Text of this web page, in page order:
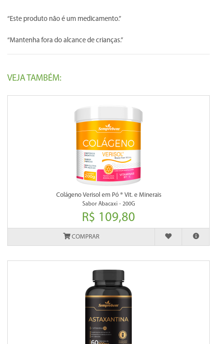
“Este produto não é um medicamento.”
“Mantenha fora do alcance de crianças.”
VEJA TAMBÉM:
Colágeno Verisol em Pó ® Vit. e Minerais
Sabor Abacaxi - 200G
R$ 109,80
COMPRAR